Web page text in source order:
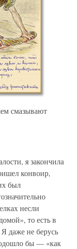
смазывают
я закончила
конвоир,
был
несли
то есть в
даже не берусь
бы — «как